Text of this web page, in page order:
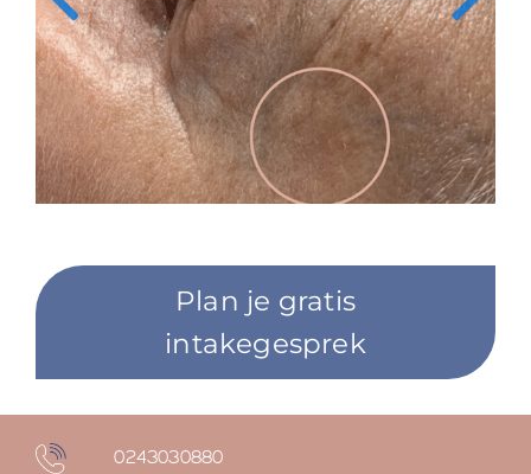
Plan je gratis
intakegesprek
0243030880